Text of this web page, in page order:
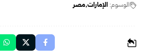
الوسوم: الإمارات مصر